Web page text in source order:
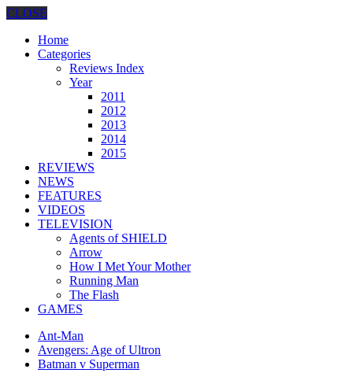
CLOSE
Home
Categories
Reviews Index
Year
2011
2012
2013
2014
2015
REVIEWS
NEWS
FEATURES
VIDEOS
TELEVISION
Agents of SHIELD
Arrow
How I Met Your Mother
Running Man
The Flash
GAMES
Ant-Man
Avengers: Age of Ultron
Batman v Superman